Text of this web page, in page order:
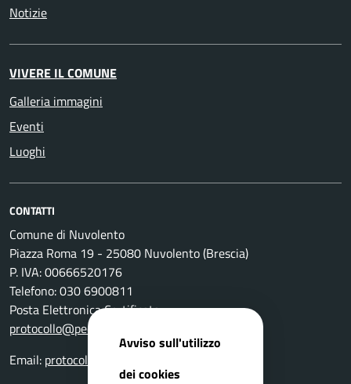
Notizie
VIVERE IL COMUNE
Galleria immagini
Eventi
Luoghi
CONTATTI
Comune di Nuvolento
Piazza Roma 19 - 25080 Nuvolento (Brescia)
P. IVA: 00666520176
Telefono: 030 6900811
Posta Elettronica Certificata:
protocollo@pec.comune.nuvolento.bs.it
Email: protocollo@comune.nuvolento.bs.it
Avviso sull'utilizzo
dei cookies